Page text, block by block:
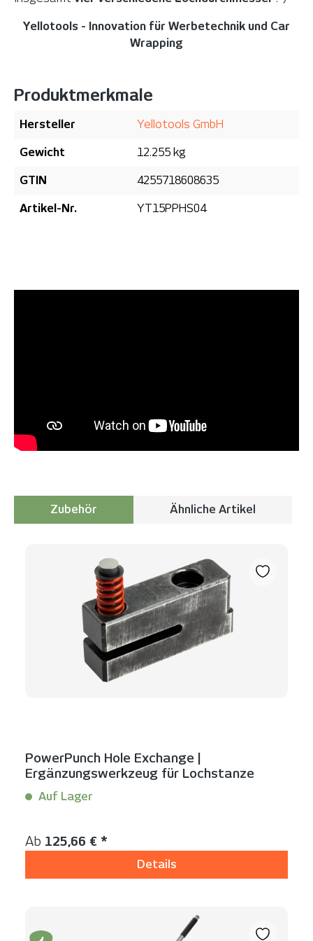
Yellotools - Innovation für Werbetechnik und Car
Wrapping
Produktmerkmale
Hersteller Yellotools GmbH
Gewicht 12.255 kg
GTIN 4255718608635
Artikel-Nr. YT15PPHS04
Zubehör
Ähnliche Artikel
PowerPunch Hole Exchange |
Ergänzungswerkzeug für Lochstanze
Auf Lager
Regulärer Preis:
Ab 125,66 € *
Details